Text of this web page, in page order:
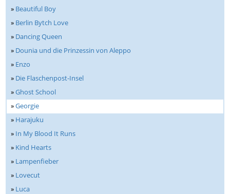
» Beautiful Boy
» Berlin Bytch Love
» Dancing Queen
» Dounia und die Prinzessin von Aleppo
» Enzo
» Die Flaschenpost-Insel
»Ghost School
»Georgie
» Harajuku
» In My Blood It Runs
» Kind Hearts
» Lampenfieber
» Lovecut
» Luca